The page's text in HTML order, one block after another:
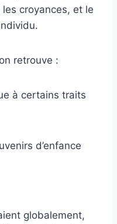
croyances, et le
retrouve :
à certains traits
d’enfance
globalement,